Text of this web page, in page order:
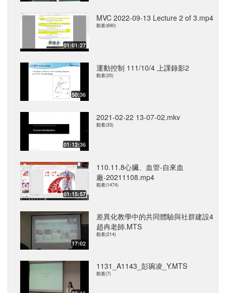
01:01:27
MVC 2022-09-13 Lecture 2 of 3.mp4
觀看(690)
50:36
運動控制 111/10/4 上課錄影2
觀看(20)
01:12:36
2021-02-22 13-07-02.mkv
觀看(33)
01:15:57
110.11.8心臟、血管-自來血
廠-20211108.mp4
觀看(1474)
17:02
差異化教學中的共同體驗與社群建設4
趙冉老師.MTS
觀看(214)
1131_A1143_彭琬凌_Y.MTS
觀看(7)